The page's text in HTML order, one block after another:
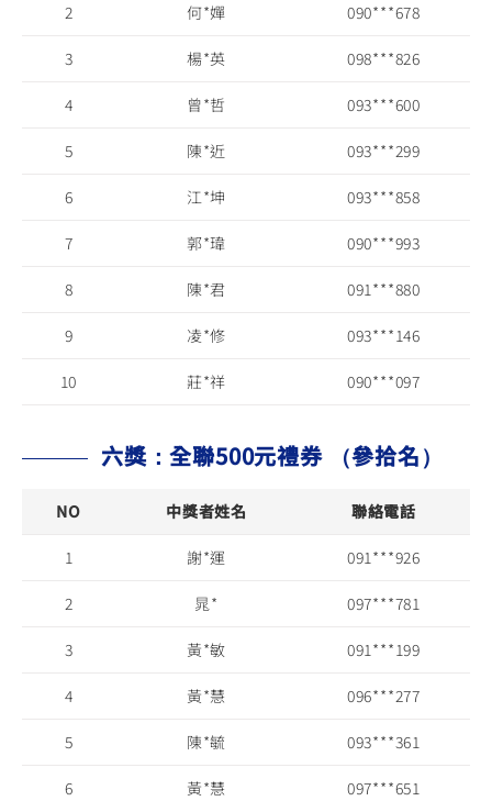
2 何*嬋 090***678
3 楊*英 098***826
4 曾*哲 093***600
5 陳*近 093***299
6 江*坤 093***858
7 郭*瑋 090***993
8 陳*君 091***880
9 凌*修 093***146
10 莊*祥 090***097
六獎：全聯500元禮券 （參拾名）
NO 中獎者姓名 聯絡電話
1 謝*運 091***926
2 晁* 097***781
3 黃*敏 091***199
4 黃*慧 096***277
5 陳*毓 093***361
6 黃*慧 097***651